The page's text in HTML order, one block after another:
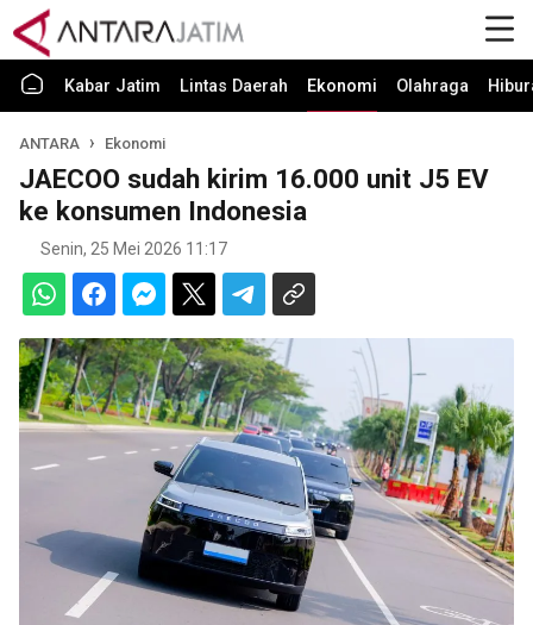
Kabar Jatim Lintas Daerah Ekonomi Olahraga
ANTARA Ekonomi
JAECOO sudah kirim 16.000 unit J5 EV
ke konsumen Indonesia
Senin, 25 Mei 2026 11:17